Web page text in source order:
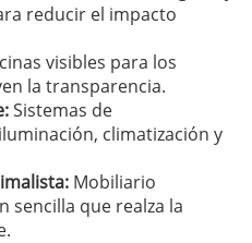
reducir el impacto
visibles para los
la transparencia.
Sistemas de
climatización y
Mobiliario
sencilla que realza la